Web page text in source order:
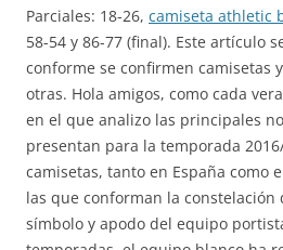
Parciales: 18-26, camiseta athletic
58-54 y 86-77 (final). Este artículo
conforme se confirmen camisetas
otras. Hola amigos, como cada
en el que analizo las principales
presentan para la temporada
camisetas, tanto en España como
las que conforman la constelación
símbolo y apodo del equipo